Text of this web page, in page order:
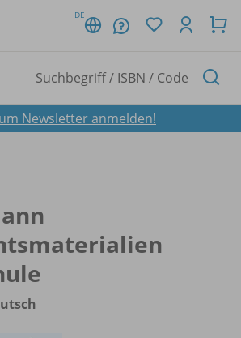
DE
Newsletter anmelden!